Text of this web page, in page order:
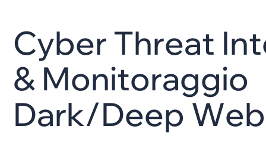
CyberThreat Int
& Monitoraggio
Dark/Deep Web